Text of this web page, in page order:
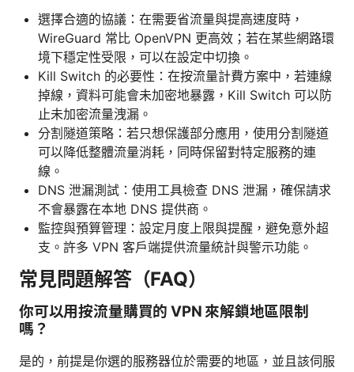
選擇合適的協議：在需要省流量與提高速度時，
WireGuard 常比 OpenVPN 更高效；若在某些網路環
境下穩定性受限，可以在設定中切換。
Kill Switch 的必要性：在按流量計費方案中，若連線
掉線，資料可能會未加密地暴露，Kill Switch 可以防
止未加密流量洩漏。
分割隧道策略：若只想保護部分應用，使用分割隧道
可以降低整體流量消耗，同時保留對特定服務的連
線。
DNS 泄漏測試：使用工具檢查 DNS 泄漏，確保請求
不會暴露在本地 DNS 提供商。
監控與預算管理：設定月度上限與提醒，避免意外超
支。許多 VPN 客戶端提供流量統計與警示功能。
常見問題解答（FAQ）
你可以用按流量購買的 VPN 來解鎖地區限制
嗎？
是的，前提是你選的服務器位於需要的地區，並且該伺服